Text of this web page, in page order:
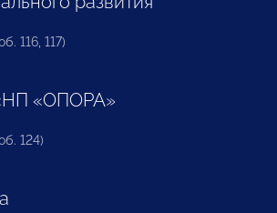
116, 117)
«ОПОРА»
124)